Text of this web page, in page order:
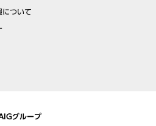
について
グループ